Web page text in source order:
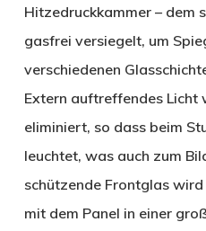
Hitzedruckkammer – dem
gasfrei versiegelt, um
verschiedenen
Extern auftreffendes Licht
eliminiert, so dass beim
leuchtet, was auch zum
schützende Frontglas
mit dem Panel in einer